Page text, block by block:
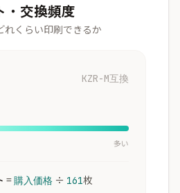
・交換頻度
れくらい印刷できるか
KZR-M互換
多い
=購入価格 ÷ 161枚